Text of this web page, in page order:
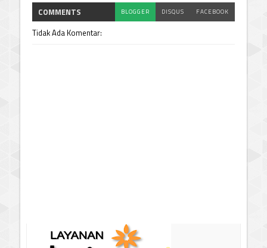
COMMENTS BLOGGER DISQUS FACEBOOK
Tidak Ada Komentar: